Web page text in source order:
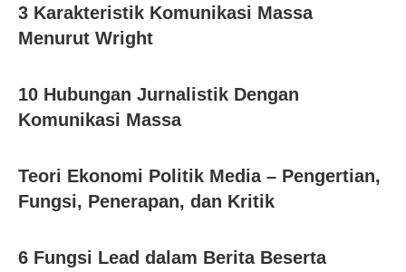
3 Karakteristik Komunikasi Massa
Menurut Wright
10 Hubungan Jurnalistik Dengan
Komunikasi Massa
Teori Ekonomi Politik Media – Pengertian,
Fungsi, Penerapan, dan Kritik
6 Fungsi Lead dalam Berita Beserta